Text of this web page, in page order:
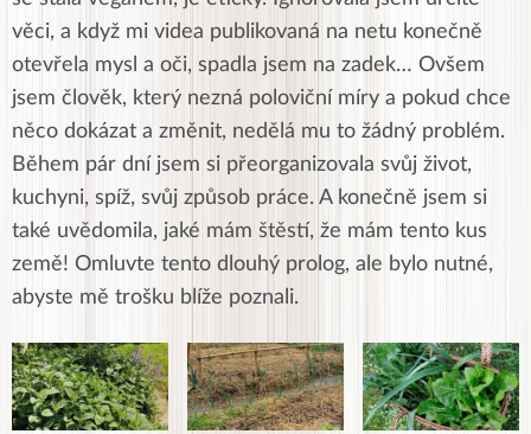
věci, a když mi videa publikovaná na netu konečně
otevřela mysl a oči, spadla jsem na zadek… Ovšem
jsem člověk, který nezná poloviční míry a pokud chce
něco dokázat a změnit, nedělá mu to žádný problém.
Během pár dní jsem si přeorganizovala svůj život,
kuchyni, spíž, svůj způsob práce. A konečně jsem si
také uvědomila, jaké mám štěstí, že mám tento kus
země! Omluvte tento dlouhý prolog, ale bylo nutné,
abyste mě trošku blíže poznali.